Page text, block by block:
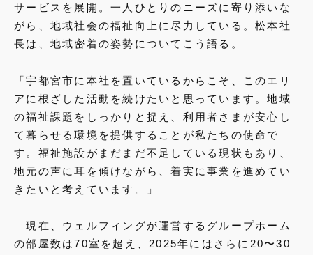
サービスを展開。一人ひとりのニーズに寄り添いな
がら、地域社会の福祉向上に尽力している。松本社
長は、地域密着の姿勢についてこう語る。
「宇都宮市に本社を置いているからこそ、このエリ
アに根ざした活動を続けたいと思っています。地域
の福祉課題をしっかりと捉え、利用者さまが安心し
て暮らせる環境を提供することが私たちの使命で
す。福祉施設がまだまだ不足している現状もあり、
地元の声に耳を傾けながら、着実に事業を進めてい
きたいと考えています。」
現在、ウェルフィングが運営するグループホーム
の部屋数は70室を超え、2025年にはさらに20〜30